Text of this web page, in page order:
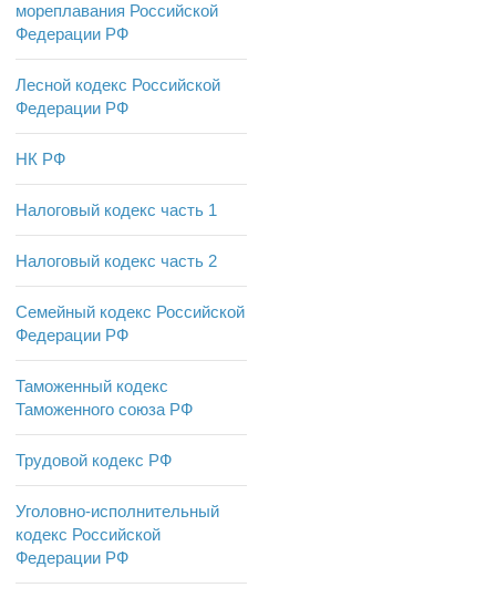
мореплавания Российской
Федерации РФ
Лесной кодекс Российской
Федерации РФ
НК РФ
Налоговый кодекс часть 1
Налоговый кодекс часть 2
Семейный кодекс Российской
Федерации РФ
Таможенный кодекс
Таможенного союза РФ
Трудовой кодекс РФ
Уголовно-исполнительный
кодекс Российской
Федерации РФ